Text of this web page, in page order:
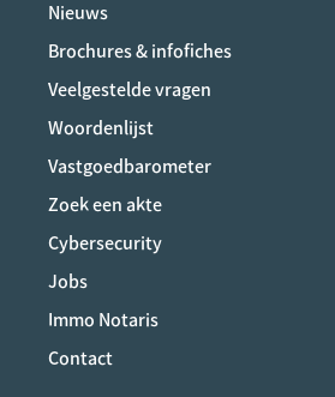
Nieuws
Brochures & infofiches
Veelgestelde vragen
Woordenlijst
Vastgoedbarometer
Zoek een akte
Cybersecurity
Jobs
Immo Notaris
Contact